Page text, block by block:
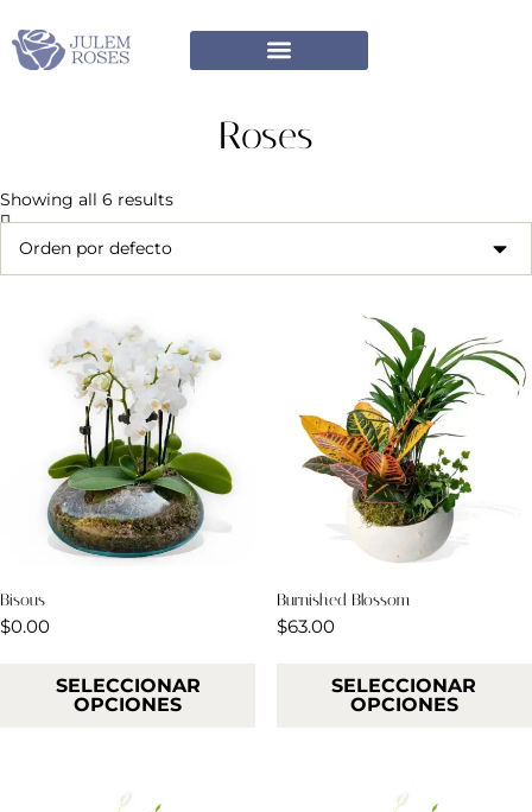
Roses
Showing all 6 results
Bisous
$0.00
SELECCIONAR
OPCIONES
Burnished Blossom
$63.00
SELECCIONAR
OPCIONES